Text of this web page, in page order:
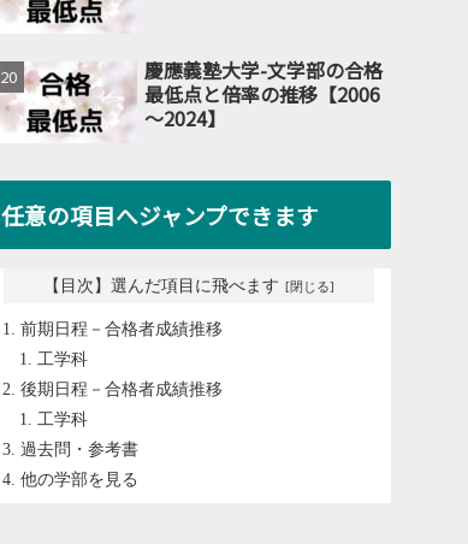
慶應義塾大学-文学部の合格
最低点と倍率の推移【2006
～2024】
任意の項目へジャンプできます
【目次】選んだ項目に飛べます
前期日程－合格者成績推移
工学科
後期日程－合格者成績推移
工学科
過去問・参考書
他の学部を見る